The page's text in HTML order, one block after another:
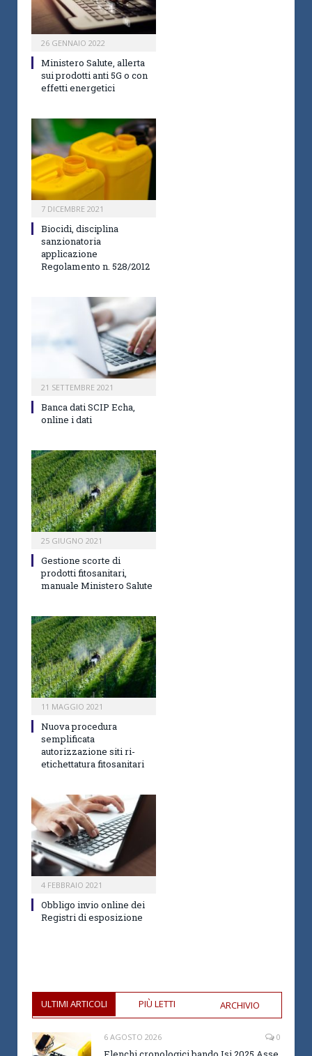
26 GENNAIO 2022
Ministero Salute, allerta
sui prodotti anti 5G o con
effetti energetici
7 DICEMBRE 2021
Biocidi, disciplina
sanzionatoria
applicazione
Regolamento n. 528/2012
21 SETTEMBRE 2021
Banca dati SCIP Echa,
online i dati
25 GIUGNO 2021
Gestione scorte di
prodotti fitosanitari,
manuale Ministero Salute
11 MAGGIO 2021
Nuova procedura
semplificata
autorizzazione siti ri-
etichettatura fitosanitari
4 FEBBRAIO 2021
Obbligo invio online dei
Registri di esposizione
ULTIMI ARTICOLI PIÙ LETTI ARCHIVIO
6 AGOSTO 2026 0